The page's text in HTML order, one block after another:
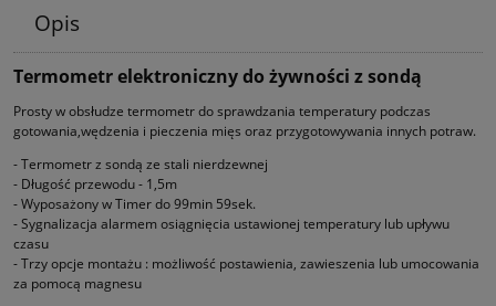
Opis
Termometr elektroniczny do żywności z sondą
Prosty w obsłudze termometr do sprawdzania temperatury podczas
gotowania,wędzenia i pieczenia mięs oraz przygotowywania innych potraw.
- Termometr z sondą ze stali nierdzewnej
- Długość przewodu - 1,5m
- Wyposażony w Timer do 99min 59sek.
- Sygnalizacja alarmem osiągnięcia ustawionej temperatury lub upływu
czasu
- Trzy opcje montażu : możliwość postawienia, zawieszenia lub umocowania
za pomocą magnesu